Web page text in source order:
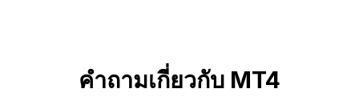
คำถามเกี่ยวกับ MT4